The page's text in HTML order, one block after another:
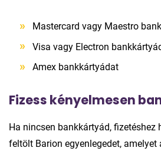
Mastercard vagy Maestro
Visa vagy Electron
Amex bankkártyádat
Fizess kényelmesen
Ha nincsen bankkártyád, fizetéshez
feltölt Barion egyenlegedet,